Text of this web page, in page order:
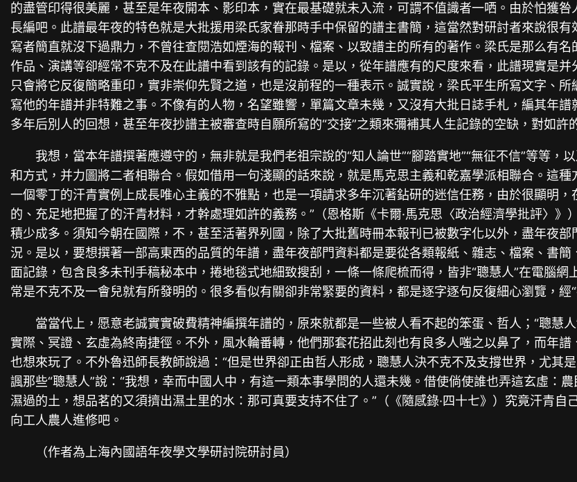
的盡管印得很美麗，甚至是年夜開本、影印本，實在最基礎就未入流，可謂不值識者一哂。由於怕獲
長編吧。此譜最年夜的特色就是大批援用梁氏家眷那時手中保留的譜主書簡，這當然對研討者來說很
寫者簡直就沒下過鼎力，不曾往查閱浩如煙海的報刊、檔案、以致譜主的所有的著作。梁氏是那么有
作品、演講等卻經常不克不及在此譜中看到該有的記錄。是以，從年譜應有的尺度來看，此譜現實是
只會將它反復簡略重印，實非崇仰先賢之道，也是沒前程的一種表示。誠實說，梁氏平生所寫文字、
寫他的年譜并非特難之事。不像有的人物，名望雖響，單篇文章未幾，又沒有大批日誌手札，編其年
多年后別人的回想，甚至年夜抄譜主被審查時自願所寫的“交接”之類來彌補其人生記錄的空缺，對如許
我想，當本年譜撰著應遵守的，無非就是我們老祖宗說的“知人論世”“腳踏實地”“無征不信”等等
和方式，并力圖將二者相聯合。假如借用一句淺顯的話來說，就是馬克思主義和乾嘉學派相聯合。這
一個零丁的汗青實例上成長唯心主義的不雅點，也是一項請求多年沉著鉆研的迷信任務，由於很顯明
的、充足地把握了的汗青材料，才幹處理如許的義務。”（恩格斯《卡爾·馬克思〈政治經濟學批評〉
積少成多。須知今朝在國際，不，甚至活著界列國，除了大批舊時冊本報刊已被數字化以外，盡年夜
況。是以，要想撰著一部高東西的品質的年譜，盡年夜部門資料都是要從各類報紙、雜志、檔案、書
面記錄，包含良多未刊手稿秘本中，捲地毯式地細致搜刮，一條一條爬梳而得，皆非“聰慧人”在電腦
常是不克不及一會兒就有所發明的。很多看似有關卻非常緊要的資料，都是逐字逐句反復細心瀏覽，
當當代上，愿意老誠實實破費精神編撰年譜的，原來就都是一些被人看不起的笨蛋、哲人；“聰慧
實際、冥證、玄虛為終南捷徑。不外，風水輪番轉，他們那套花招此刻也有良多人嗤之以鼻了，而年
也想來玩了。不外魯迅師長教師說過：“但是世界卻正由哲人形成，聰慧人決不克不及支撐世界，尤其
諷那些“聰慧人”說：“我想，幸而中國人中，有這一類本事學問的人還未幾。借使倘使誰也弄這玄虛：
濕過的土，想品茗的又須擠出濕土里的水：那可真要支持不住了。”（《隨感錄·四十七》）究竟汗青
向工人農人進修吧。
（作者為上海內國語年夜學文學研討院研討員）